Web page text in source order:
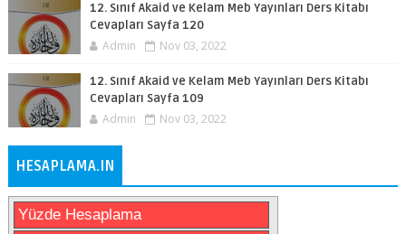
12. Sınıf Akaid ve Kelam Meb Yayınları Ders Kitabı
Cevapları Sayfa 120
Admin Nov 03, 2022
12. Sınıf Akaid ve Kelam Meb Yayınları Ders Kitabı
Cevapları Sayfa 109
Admin Nov 03, 2022
HESAPLAMA.IN
Yüzde Hesaplama